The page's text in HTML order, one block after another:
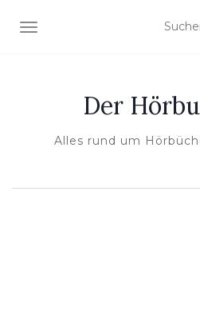
NAVIGATION UMSCHALTEN
Der
Alles rund um